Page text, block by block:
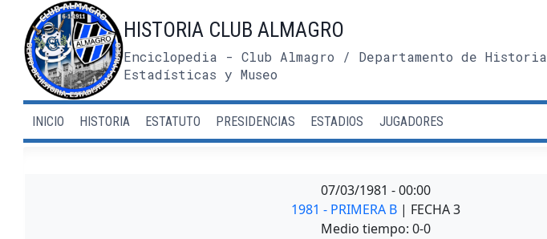
contenido
HISTORIA CLUB ALMAGRO
Enciclopedia - Club Almagro / Departamento de
Estadísticas y Museo
INICIO HISTORIA ESTATUTO PRESIDENCIAS ESTADIOS JUGADORES
07/03/1981 -00:00
1981 - PRIMERA B | FECHA 3
Medio tiempo: 0-0